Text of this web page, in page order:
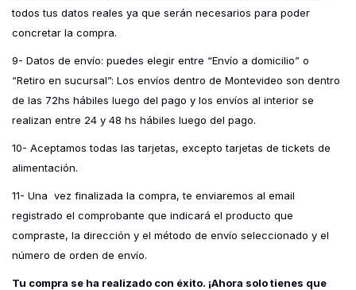
todos tus datos reales ya que serán necesarios para poder
concretar la compra.
9- Datos de envío: puedes elegir entre “Envío a domicilio” o
“Retiro en sucursal”: Los envíos dentro de Montevideo son dentro
de las 72hs hábiles luego del pago y los envíos al interior se
realizan entre 24 y 48 hs hábiles luego del pago.
10- Aceptamos todas las tarjetas, excepto tarjetas de tickets de
alimentación.
11- Una vez finalizada la compra, te enviaremos al email
registrado el comprobante que indicará el producto que
compraste, la dirección y el método de envío seleccionado y el
número de orden de envío.
Tu compra se ha realizado con éxito. ¡Ahora solo tienes que